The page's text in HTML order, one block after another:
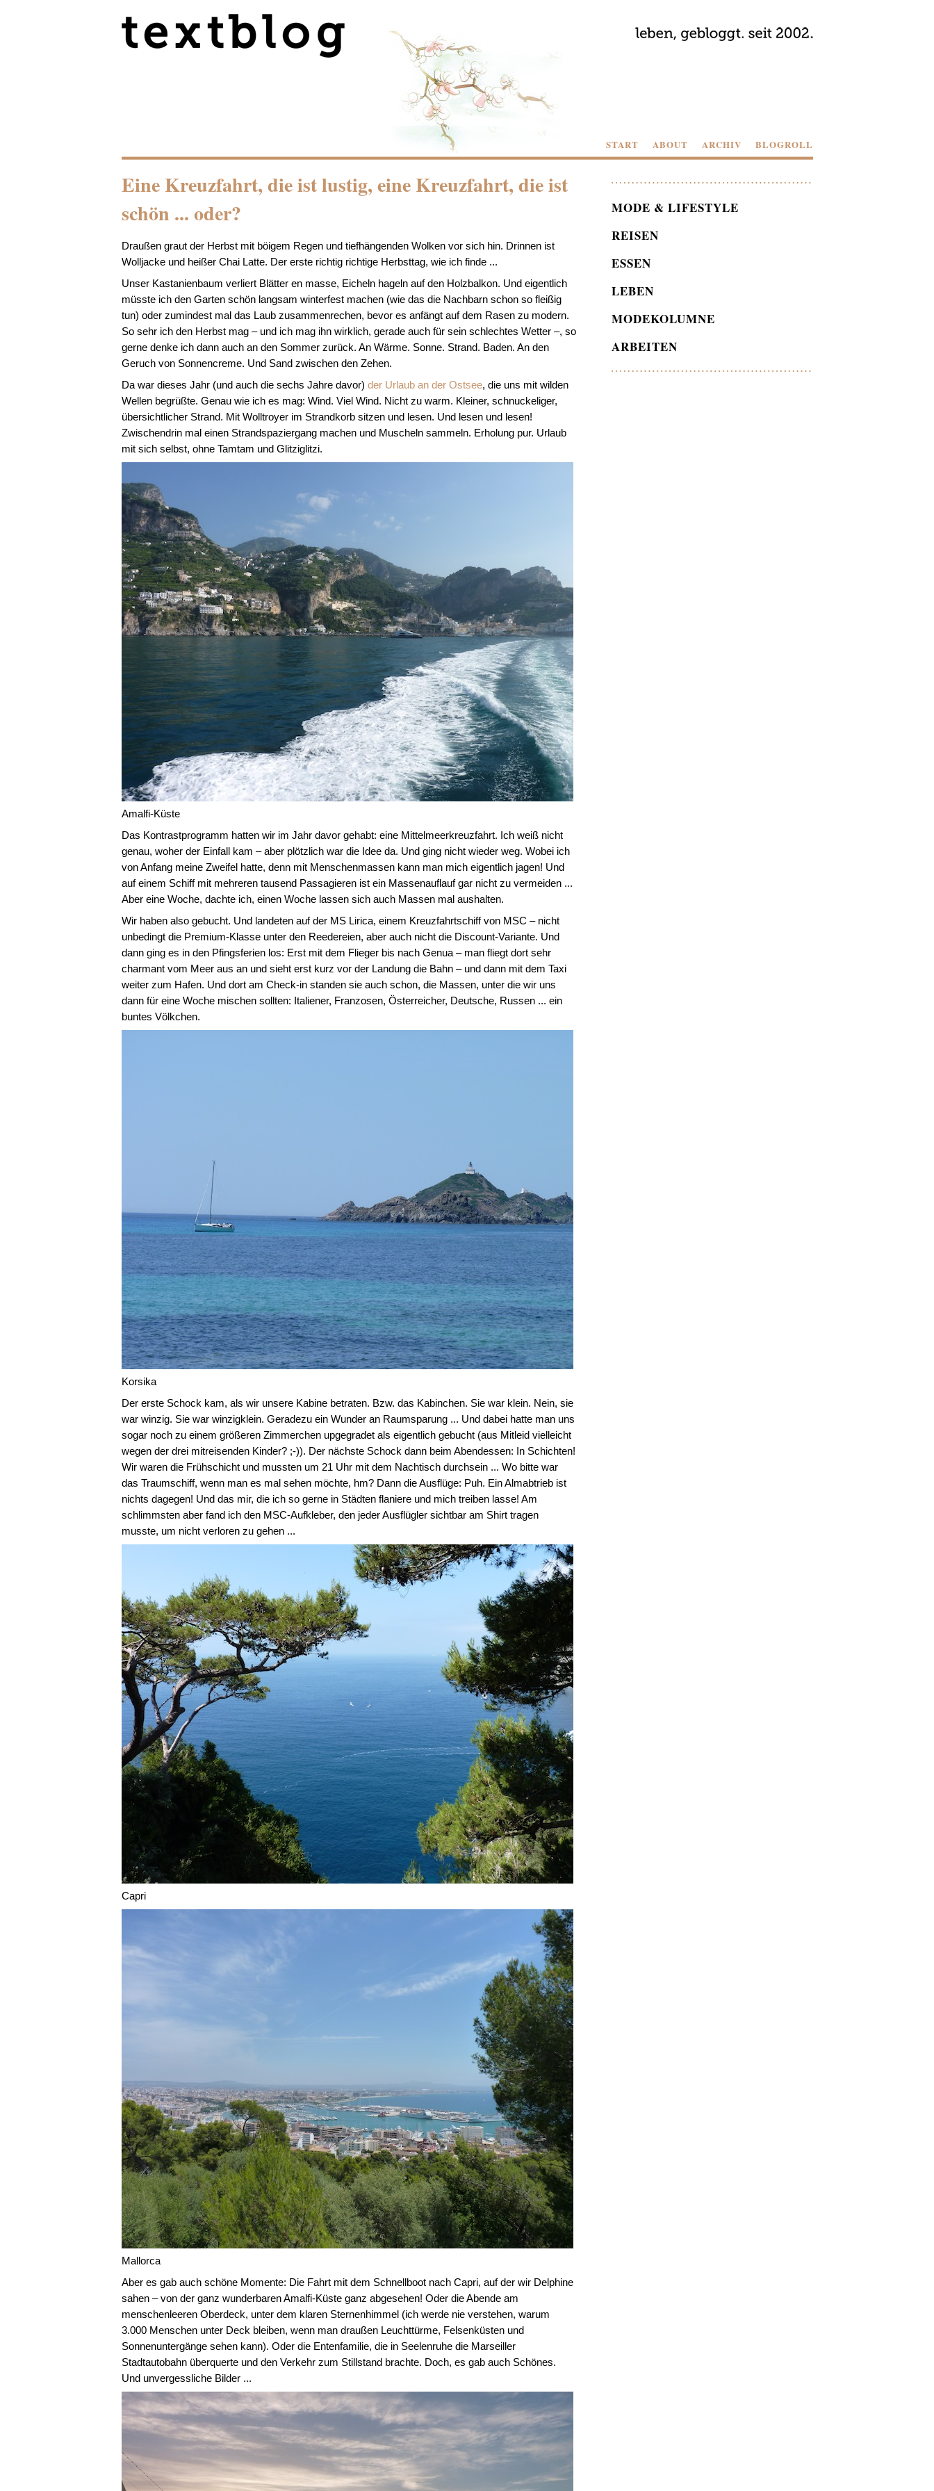
START ABOUT ARCHIV BLOGROLL
Eine Kreuzfahrt, die ist lustig, eine Kreuzfahrt, die ist
schön ... oder?
Draußen graut der Herbst mit böigem Regen und tiefhängenden Wolken vor sich hin. Drinnen ist
Wolljacke und heißer Chai Latte. Der erste richtig richtige Herbsttag, wie ich finde ...
Unser Kastanienbaum verliert Blätter en masse, Eicheln hageln auf den Holzbalkon. Und eigentlich
müsste ich den Garten schön langsam winterfest machen (wie das die Nachbarn schon so fleißig
tun) oder zumindest mal das Laub zusammenrechen, bevor es anfängt auf dem Rasen zu modern.
So sehr ich den Herbst mag – und ich mag ihn wirklich, gerade auch für sein schlechtes Wetter –, so
gerne denke ich dann auch an den Sommer zurück. An Wärme. Sonne. Strand. Baden. An den
Geruch von Sonnencreme. Und Sand zwischen den Zehen.
Da war dieses Jahr (und auch die sechs Jahre davor) der Urlaub an der Ostsee, die uns mit wilden
Wellen begrüßte. Genau wie ich es mag: Wind. Viel Wind. Nicht zu warm. Kleiner, schnuckeliger,
übersichtlicher Strand. Mit Wolltroyer im Strandkorb sitzen und lesen. Und lesen und lesen!
Zwischendrin mal einen Strandspaziergang machen und Muscheln sammeln. Erholung pur. Urlaub
mit sich selbst, ohne Tamtam und Glitziglitzi.
Amalfi-Küste
Das Kontrastprogramm hatten wir im Jahr davor gehabt: eine Mittelmeerkreuzfahrt. Ich weiß nicht
genau, woher der Einfall kam – aber plötzlich war die Idee da. Und ging nicht wieder weg. Wobei ich
von Anfang meine Zweifel hatte, denn mit Menschenmassen kann man mich eigentlich jagen! Und
auf einem Schiff mit mehreren tausend Passagieren ist ein Massenauflauf gar nicht zu vermeiden ...
Aber eine Woche, dachte ich, einen Woche lassen sich auch Massen mal aushalten.
Wir haben also gebucht. Und landeten auf der MS Lirica, einem Kreuzfahrtschiff von MSC – nicht
unbedingt die Premium-Klasse unter den Reedereien, aber auch nicht die Discount-Variante. Und
dann ging es in den Pfingsferien los: Erst mit dem Flieger bis nach Genua – man fliegt dort sehr
charmant vom Meer aus an und sieht erst kurz vor der Landung die Bahn – und dann mit dem Taxi
weiter zum Hafen. Und dort am Check-in standen sie auch schon, die Massen, unter die wir uns
dann für eine Woche mischen sollten: Italiener, Franzosen, Österreicher, Deutsche, Russen ... ein
buntes Völkchen.
Korsika
Der erste Schock kam, als wir unsere Kabine betraten. Bzw. das Kabinchen. Sie war klein. Nein, sie
war winzig. Sie war winzigklein. Geradezu ein Wunder an Raumsparung ... Und dabei hatte man uns
sogar noch zu einem größeren Zimmerchen upgegradet als eigentlich gebucht (aus Mitleid vielleicht
wegen der drei mitreisenden Kinder? ;-)). Der nächste Schock dann beim Abendessen: In Schichten!
Wir waren die Frühschicht und mussten um 21 Uhr mit dem Nachtisch durchsein ... Wo bitte war
das Traumschiff, wenn man es mal sehen möchte, hm? Dann die Ausflüge: Puh. Ein Almabtrieb ist
nichts dagegen! Und das mir, die ich so gerne in Städten flaniere und mich treiben lasse! Am
schlimmsten aber fand ich den MSC-Aufkleber, den jeder Ausflügler sichtbar am Shirt tragen
musste, um nicht verloren zu gehen ...
Capri
Mallorca
Aber es gab auch schöne Momente: Die Fahrt mit dem Schnellboot nach Capri, auf der wir Delphine
sahen – von der ganz wunderbaren Amalfi-Küste ganz abgesehen! Oder die Abende am
menschenleeren Oberdeck, unter dem klaren Sternenhimmel (ich werde nie verstehen, warum
3.000 Menschen unter Deck bleiben, wenn man draußen Leuchttürme, Felsenküsten und
Sonnenuntergänge sehen kann). Oder die Entenfamilie, die in Seelenruhe die Marseiller
Stadtautobahn überquerte und den Verkehr zum Stillstand brachte. Doch, es gab auch Schönes.
Und unvergessliche Bilder ...
MODE & LIFESTYLE
REISEN
ESSEN
LEBEN
MODEKOLUMNE
ARBEITEN